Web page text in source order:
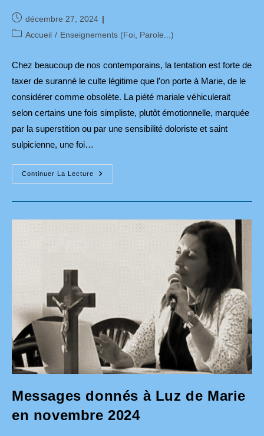
Publication
publiée :
décembre 27, 2024
PostAccueil / Enseignements (Foi, Parole...)
Chez beaucoup de nos contemporains, la tentation est forte de
taxer de suranné le culte légitime que l’on porte à Marie, de le
considérer comme obsolète. La piété mariale véhiculerait
selon certains une fois simpliste, plutôt émotionnelle, marquée
par la superstition ou par une sensibilité doloriste et saint
sulpicienne, une foi…
Continuer La Lecture
La
Vierge
Répond
Angoissées
De
Notre
Culture
Post-
Moderne
Messages donnés à Luz de Marie
en novembre 2024